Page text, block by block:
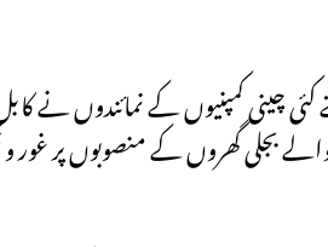
چینی کمپنیوں کے نمائندوں نے
بجلی گھروں کے منصوبوں پر غور و